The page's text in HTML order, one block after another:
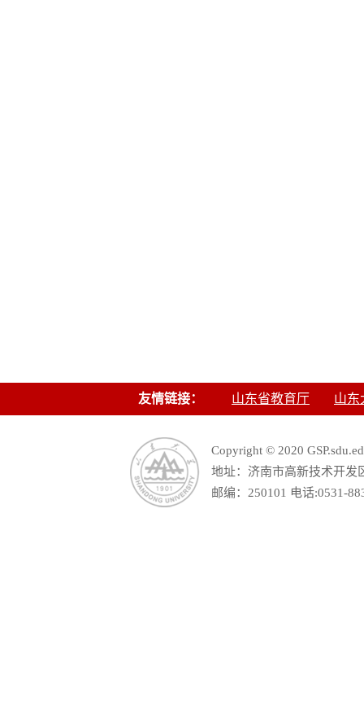
友情链接： 山东省教育厅 山东
Copyright © 2020
地址：济南市高新技术开发
邮编：250101 电话:0531-